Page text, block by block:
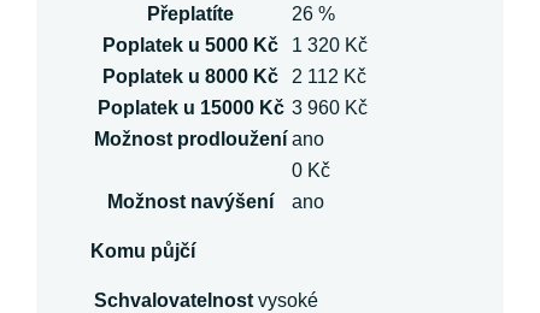
Přeplatíte
26 %
Poplatek u 5000 Kč
1 320 Kč
Poplatek u 8000 Kč
2 112 Kč
Poplatek u 15000 Kč 3 960 Kč
Možnost prodloužení ano
0 Kč
Možnost navýšení
ano
Komu půjčí
Schvalovatelnost vysoké